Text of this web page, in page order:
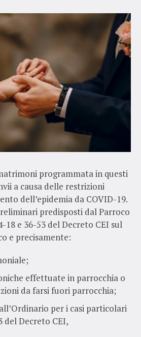
programmata in questi
a causa delle restrizioni
dell’epidemia da COVID-19.
predisposti dal Parroco
18 e 36-53 del Decreto CEI sul
e precisamente:
effettuate in parrocchia o
da farsi fuori parrocchia;
per i casi particolari
del Decreto CEI,